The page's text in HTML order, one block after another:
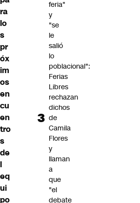
ra
lo
s
pr
óx
im
os
en
cu
en
tro
s
de
l
eq
ui
po
feria"
y
"se
le
salió
lo
poblacional":
Ferias
Libres
rechazan
dichos
de
Camila
Flores
y
llaman
a
que
"el
debate